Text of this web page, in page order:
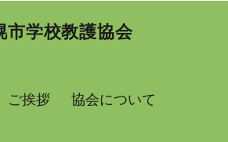
市学校教護協会
ご挨拶 協会について